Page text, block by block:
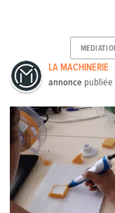
LA MACHINERIE
annonce